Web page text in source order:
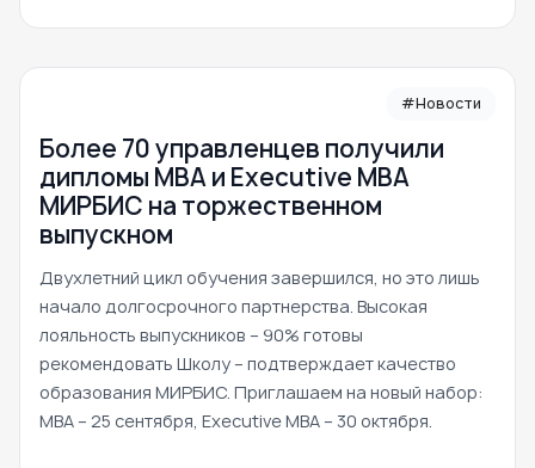
#Новости
Более 70 управленцев получили
дипломы MBA и Executive MBA
МИРБИС на торжественном
выпускном
Двухлетний цикл обучения завершился, но это лишь
начало долгосрочного партнерства. Высокая
лояльность выпускников – 90% готовы
рекомендовать Школу – подтверждает качество
образования МИРБИС. Приглашаем на новый набор:
MBA – 25 сентября, Executive MBA – 30 октября.